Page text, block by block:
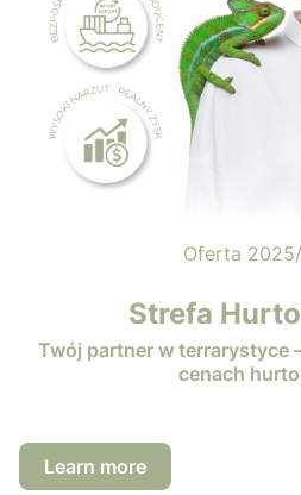
Oferta
Strefa
Twój partner w terrarystyce
cenach
Learn more